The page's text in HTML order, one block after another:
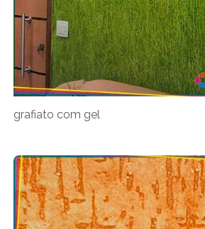
grafiato com gel